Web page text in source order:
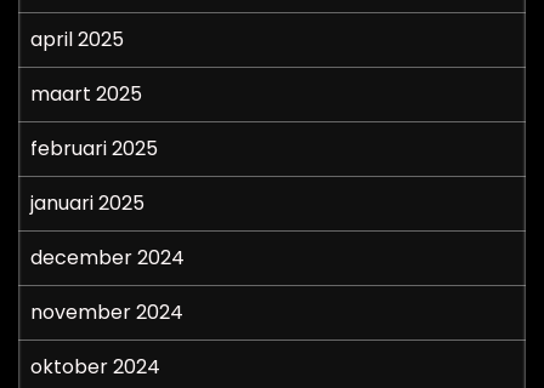
april 2025
maart 2025
februari 2025
januari 2025
december 2024
november 2024
oktober 2024